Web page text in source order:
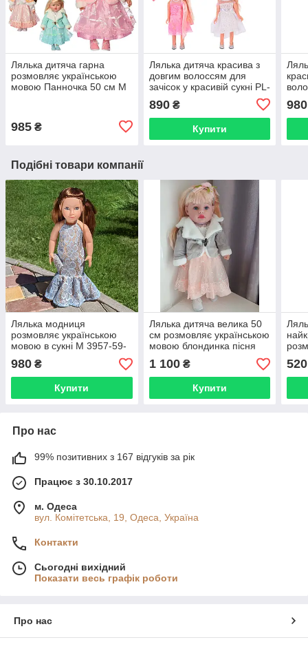
Лялька дитяча гарна
розмовляє українською
мовою Панночка 50 см M
985 ₴
Лялька дитяча красива з
довгим волоссям для
зачісок у красивій сукні PL-
гребінець
890₴
Купити
980
Подібні товари компанії
Лялька модниця
розмовляє українською
мовою в сукні М 3957-59-
60-3 48 см пісня кольору
фрази
980 ₴
Купити
Лялька дитяча велика 50
см розмовляє українською
мовою блондинка пісня
музика фрази M5914-1
1 100₴
Купити
520
Про нас
99% позитивних з 167 відгуків за рік
Працює з 30.10.2017
м. Одеса
вул. Комітетська, 19, Одеса, Україна
Контакти
Сьогодні вихідний
Показати весь графік роботи
Про нас